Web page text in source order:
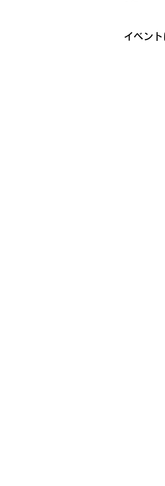
イベン